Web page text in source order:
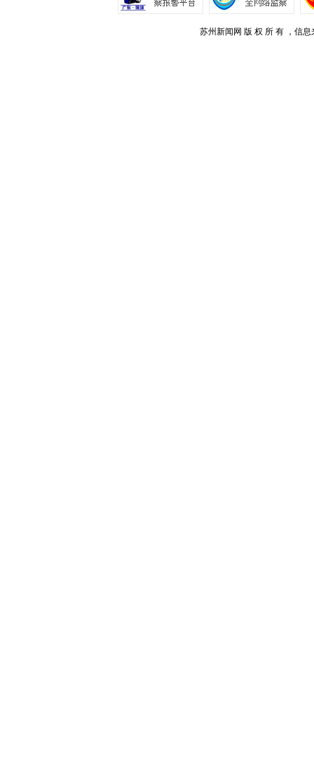
苏州新闻网 版 权 所 有 ，信